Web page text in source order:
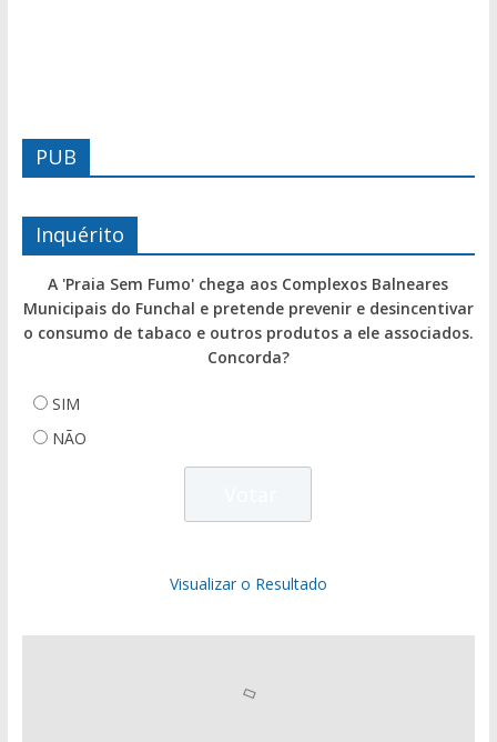
PUB
Inquérito
A 'Praia Sem Fumo' chega aos Complexos Balneares
Municipais do Funchal e pretende prevenir e desincentivar
o consumo de tabaco e outros produtos a ele associados.
Concorda?
SIM
NÃO
Visualizar o Resultado